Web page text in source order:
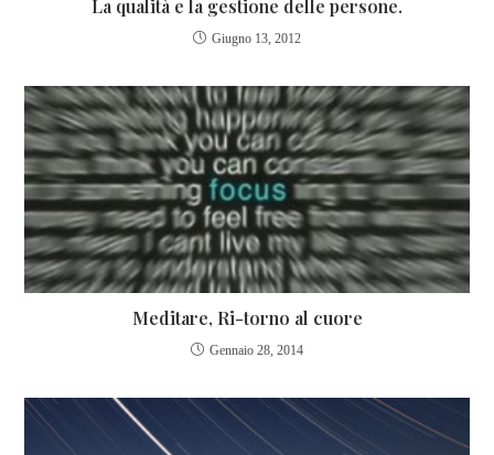
La qualità e la gestione delle persone.
Giugno 13, 2012
Meditare, Ri-torno al cuore
Gennaio 28, 2014